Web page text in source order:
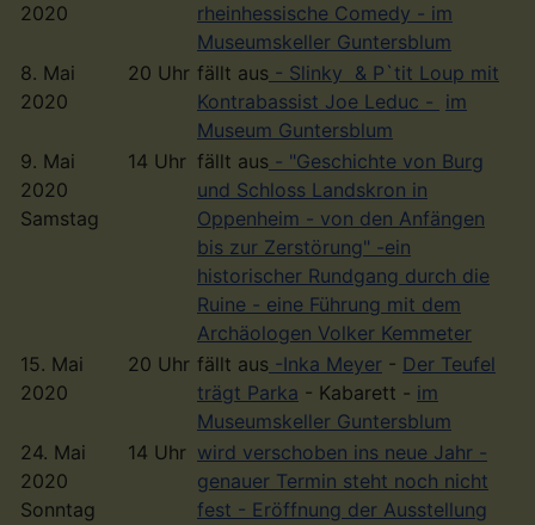
2020
rheinhessische Comedy - im
Museumskeller Guntersblum
8. Mai
2020
20 Uhr fällt aus - Slinky & P`tit Loup mit
Kontrabassist Joe Leduc - im
Museum Guntersblum
9. Mai
2020
Samstag
14 Uhr fällt aus - "Geschichte von Burg
und Schloss Landskron in
Oppenheim - von den Anfängen
bis zur Zerstörung" -ein
historischer Rundgang durch die
Ruine - eine Führung mit dem
Archäologen Volker Kemmeter
15. Mai
2020
20 Uhr fällt aus -Inka Meyer - Der Teufel
trägt Parka - Kabarett - im
Museumskeller Guntersblum
24. Mai
2020
Sonntag
14 Uhr wird verschoben ins neue Jahr -
genauer Termin steht noch nicht
fest - Eröffnung der Ausstellung